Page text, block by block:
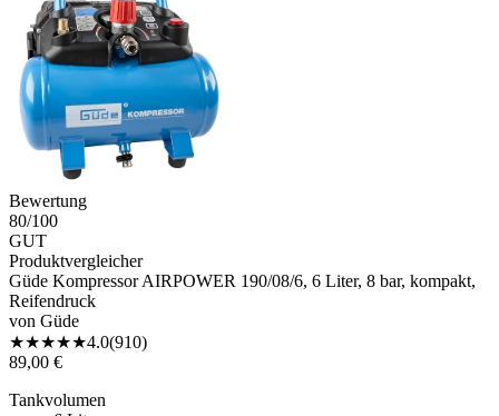
Bewertung
80/100
GUT
Produktvergleicher
Güde Kompressor AIRPOWER 190/08/6, 6 Liter, 8 bar, kompakt,
Reifendruck
von Güde
★★★★★4.0(910)
89,00 €
Tankvolumen